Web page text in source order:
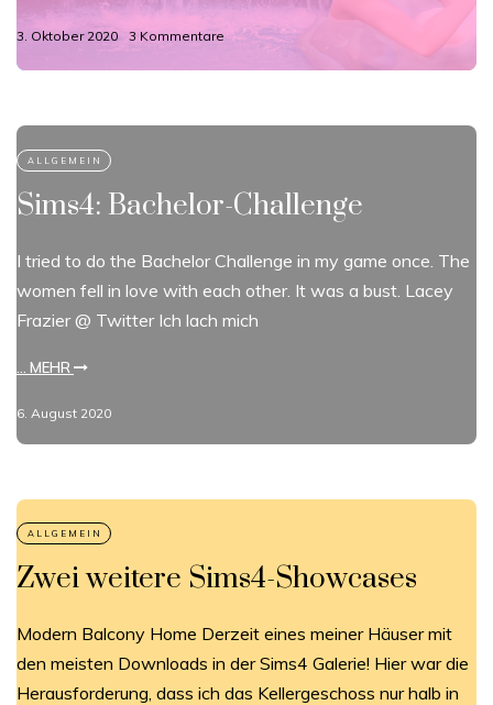
3. Oktober 2020 3 Kommentare
Sims4: Bachelor-Challenge
I tried to do the Bachelor Challenge in my game once. The
women fell in love with each other. It was a bust. Lacey
Frazier @ Twitter Ich lach mich
... MEHR
6. August 2020
Zwei weitere Sims4-Showcases
Modern Balcony Home Derzeit eines meiner Häuser mit
den meisten Downloads in der Sims4 Galerie! Hier war die
Herausforderung, dass ich das Kellergeschoss nur halb in